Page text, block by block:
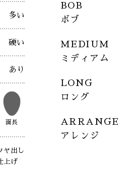
多い
硬い
あり
面長
ヤ出し
上げ
BOB
ボブ
MEDIUM
ミディアム
LONG
ロング
ARRANGE
アレンジ